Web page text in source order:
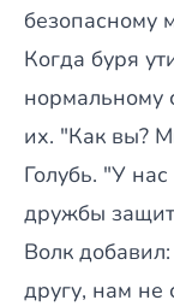
безопасному
Когда буря
нормальному
их. "Как вы?
Голубь. "У
дружбы
Волк
другу, нам не